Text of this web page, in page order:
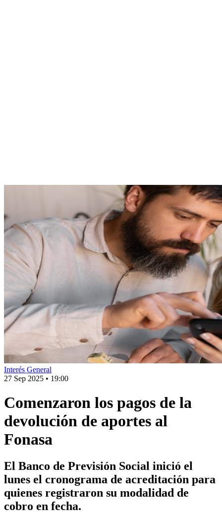
Interés General
27 Sep 2025 • 19:00
Comenzaron los pagos de la
devolución de aportes al
Fonasa
El Banco de Previsión Social inició el
lunes el cronograma de acreditación para
quienes registraron su modalidad de
cobro en fecha.